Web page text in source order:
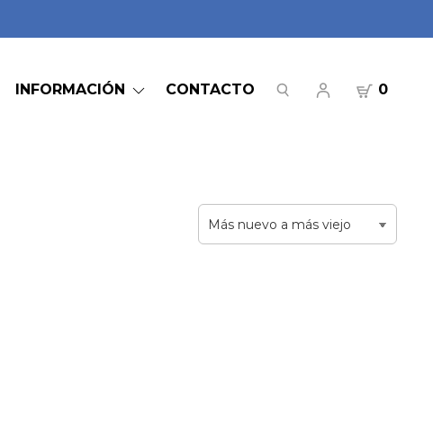
INFORMACIÓN CONTACTO 0